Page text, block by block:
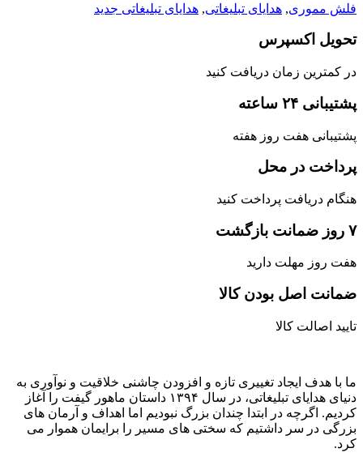
فلش مموری, هدایای تبلیغاتی, هدایای تبلیغاتی جدید
تحویل اکسپرس
در کمترین زمان دریافت کنید
پشتیبانی ۲۴ ساعته
پشتیبانی هفت روز هفته
پرداخت در محل
هنگام دریافت پرداخت کنید
۷ روز ضمانت بازگشت
هفت روز مهلت دارید
ضمانت اصل‌ بودن کالا
تایید اصالت کالا
ما با هدف ایجاد تغییری تازه و افزودن چاشنی خلاقیت و نوآوری به
دنیای هدایای تبلیغاتی، در سال ۱۳۹۴ داستان ماهور گیفت را آغاز
کردیم. اگرچه در ابتدا چندان بزرگ نبودیم اما اهداف و آرمان های
بزرگی در سر داشتیم که سختی های مسیر را برایمان هموار می
کرد.